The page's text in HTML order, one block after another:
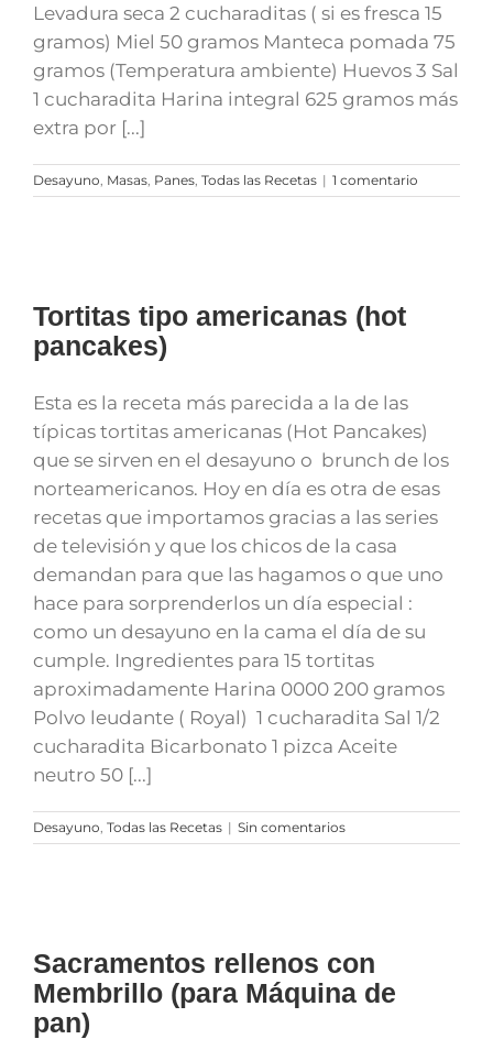
Levadura seca 2 cucharaditas ( si es fresca 15
gramos) Miel 50 gramos Manteca pomada 75
gramos (Temperatura ambiente) Huevos 3 Sal
1 cucharadita Harina integral 625 gramos más
extra por [...]
Desayuno Masas Panes Todas las Recetas | 1 comentario
Tortitas tipo americanas (hot
pancakes)
Esta es la receta más parecida a la de las
típicas tortitas americanas (Hot Pancakes)
que se sirven en el desayuno o brunch de los
norteamericanos. Hoy en día es otra de esas
recetas que importamos gracias a las series
de televisión y que los chicos de la casa
demandan para que las hagamos o que uno
hace para sorprenderlos un día especial :
como un desayuno en la cama el día de su
cumple. Ingredientes para 15 tortitas
aproximadamente Harina 0000 200 gramos
Polvo leudante ( Royal) 1 cucharadita Sal 1/2
cucharadita Bicarbonato 1 pizca Aceite
neutro 50 [...]
Desayuno Todas las Recetas | Sin comentarios
Sacramentos rellenos con
Membrillo (para Máquina de
pan)